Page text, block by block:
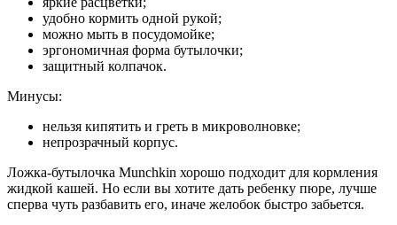
удобно кормить одной рукой;
можно мыть в посудомойке;
эргономичная форма бутылочки;
защитный колпачок.
Минусы:
нельзя кипятить и греть в микроволновке;
непрозрачный корпус.
Ложка-бутылочка Munchkin хорошо подходит для кормления
жидкой кашей. Но если вы хотите дать ребенку пюре, лучше
сперва чуть разбавить его, иначе желобок быстро забьется.